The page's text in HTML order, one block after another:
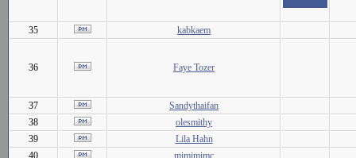
35 kabkaem
36 Faye Tozer
37
Sandythaifan
38
olesmithy
39
Lila Hahn
40
mimimimc